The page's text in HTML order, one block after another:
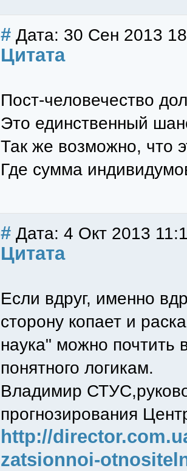
# Дата: 30 Сен 2013
Цитата
Пост-человечество
Это единственный
Так же возможно, что
Где сумма
# Дата: 4 Окт 2013
Цитата
Если вдруг, именно
сторону копает и
наука" можно почтить
понятного логикам.
Владимир
прогнозирования
http://
zatsionnoi-